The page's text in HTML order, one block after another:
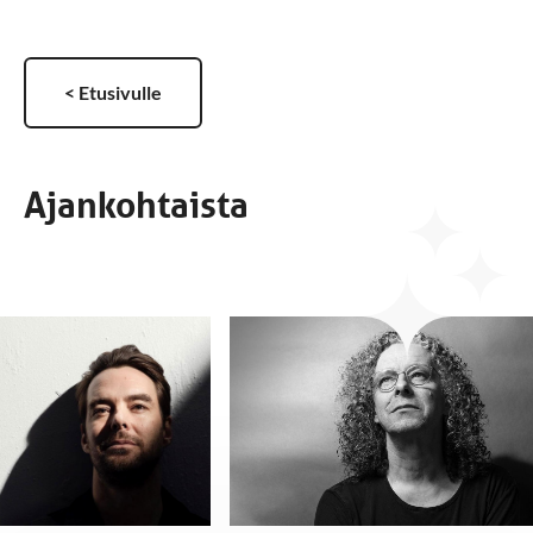
< Etusivulle
Ajankohtaista